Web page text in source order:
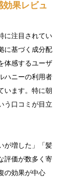
効果レビュ
に注目されてい
に基づく成分配
体感するユーザ
ハニーの利用者
います。特に朝
う口コミが目立
が増した」「髪
評価が数多く寄
の効果が中心